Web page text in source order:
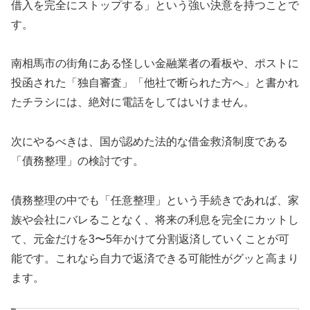
借入を完全にストップする」という強い決意を持つことで
す。
南相馬市の街角にある怪しい金融業者の看板や、ポストに
投函された「独自審査」「他社で断られた方へ」と書かれ
たチラシには、絶対に電話をしてはいけません。
次にやるべきは、国が認めた法的な借金救済制度である
「債務整理」の検討です。
債務整理の中でも「任意整理」という手続きであれば、家
族や会社にバレることなく、将来の利息を完全にカットし
て、元金だけを3〜5年かけて分割返済していくことが可
能です。これなら自力で返済できる可能性がグッと高まり
ます。